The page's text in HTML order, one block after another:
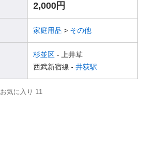
2,000円
家庭用品 > その他
杉並区 - 上井草
西武新宿線 - 井荻駅
お気に入り 11